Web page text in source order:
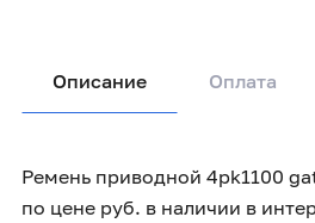
Описание Оплата
Ремень приводной 4pk1100
по цене руб. в наличии в